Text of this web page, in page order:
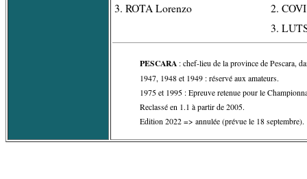
3. ROTA Lorenzo
2.
3.
PESCARA : chef-lieu de la province de Pescara,
1947, 1948 et 1949 : réservé aux amateurs.
1975 et 1995 : Epreuve retenue pour le
Reclassé en 1.1 à partir de 2005.
Edition 2022 => annulée (prévue le 18 septembre).